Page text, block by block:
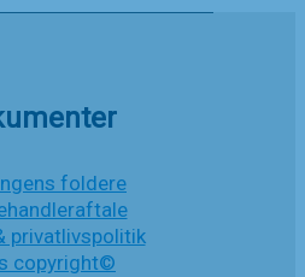
foldere
privatlivspolitik
copyright©